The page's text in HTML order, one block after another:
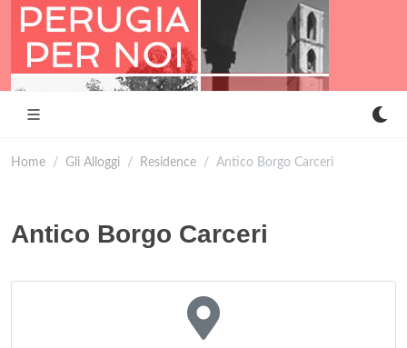
Home Gli Alloggi Residence Antico Borgo Carceri
Antico Borgo Carceri